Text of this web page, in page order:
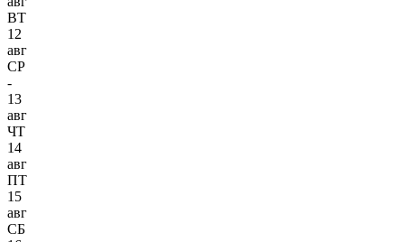
ВТ
12
авг
СР
-
13
авг
ЧТ
14
авг
ПТ
15
авг
СБ